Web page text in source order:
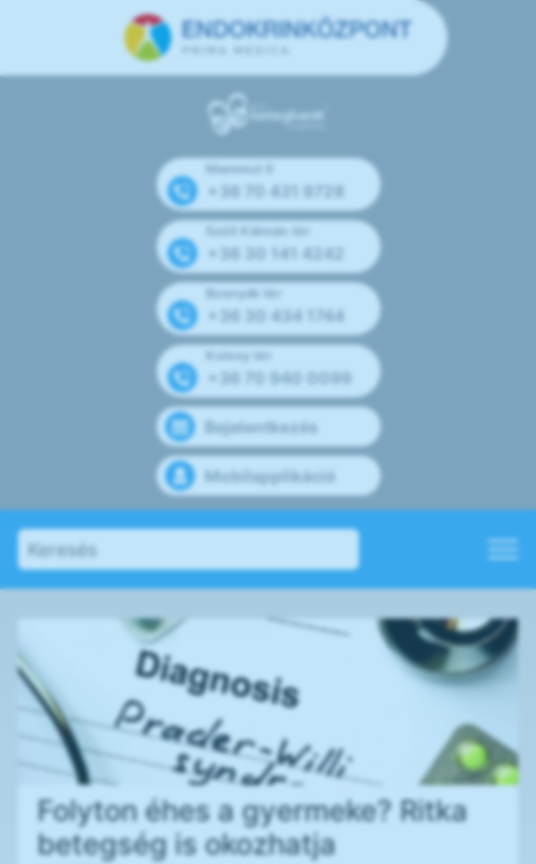
Mammut II
+36 70 431 9728
Széll Kálmán tér
+36 30 141 4242
Bosnyák tér
+36 30 434 1744
Kolosy tér
+36 70 940 0099
Bejelentkezés
Mobilapplikáció
Folyton éhes a gyermeke? Ritka
betegség is okozhatja